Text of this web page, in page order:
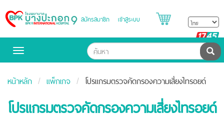
Bangpakok
Hospital
สมัครสมาชิก เข้าสู่ระบบ
Toggle
ค้น
หน้าหลัก แพ็กเกจ โปรแกรมตรวจคัดกรองความเสี่ยงไทรอยด์
โปรแกรมตรวจคัดกรองความเสี่ยงไทรอยด์